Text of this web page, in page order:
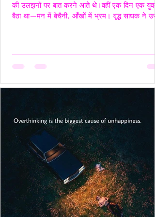
की उलझनों पर बात करने आते थे।वहीं एक दिन एक युवक
बैठा था—मन में बेचैनी, आँखों में भ्रम। वृद्ध साधक ने उसे
अनुग्रह समझो।और यदि अस्वीकार करे,तो उसकी इच्छा
उन्होंने ठहरकर कहा—